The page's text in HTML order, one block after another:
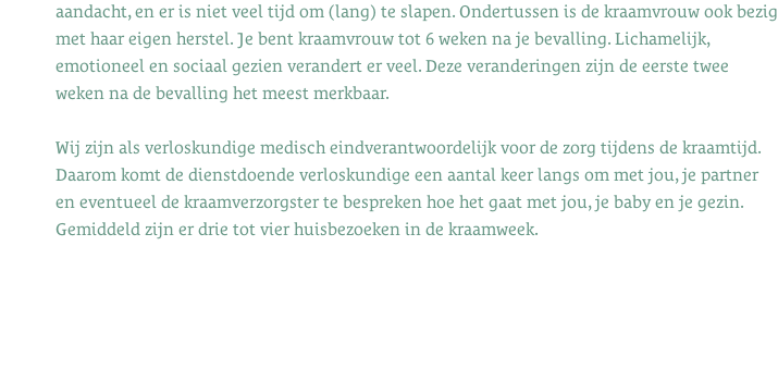
aandacht, en er is niet veel tijd om (lang) te slapen. Ondertussen is de kraamvrouw ook bezig
met haar eigen herstel. Je bent kraamvrouw tot 6 weken na je bevalling. Lichamelijk,
emotioneel en sociaal gezien verandert er veel. Deze veranderingen zijn de eerste twee
weken na de bevalling het meest merkbaar.
Wij zijn als verloskundige medisch eindverantwoordelijk voor de zorg tijdens de kraamtijd.
Daarom komt de dienstdoende verloskundige een aantal keer langs om met jou, je partner
en eventueel de kraamverzorgster te bespreken hoe het gaat met jou, je baby en je gezin.
Gemiddeld zijn er drie tot vier huisbezoeken in de kraamweek.